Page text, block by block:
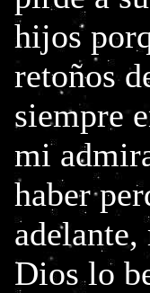
hijos
retoños
siempre
mi
haber
Dios lo